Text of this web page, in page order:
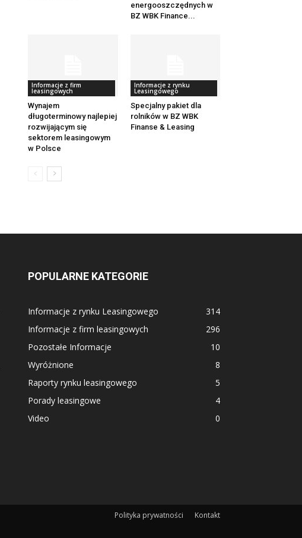
energooszczędnych w
BZ WBK Finance...
Informacje z firm
leasingowych
Wynajem
długoterminowy najlepiej
rozwijającym się
sektorem leasingowym
w Polsce
Informacje z rynku
Leasingowego
Specjalny pakiet dla
rolników w BZ WBK
Finanse & Leasing
POPULARNE KATEGORIE
Informacje z rynku Leasingowego
314
Informacje z firm leasingowych
296
Pozostałe Informacje
10
Wyróżnione
8
Raporty rynku leasingowego
5
Porady leasingowe
4
Video
0
Polityka prywatności Kontakt